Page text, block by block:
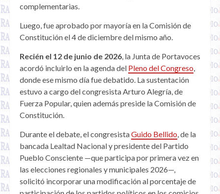
complementarias.
Luego, fue aprobado por mayoría en la Comisión de
Constitución el 4 de diciembre del mismo año.
Recién el 12 de junio de 2026, la Junta de Portavoces
acordó incluirlo en la agenda del Pleno del Congreso,
donde ese mismo día fue debatido. La sustentación
estuvo a cargo del congresista Arturo Alegría, de
Fuerza Popular, quien además preside la Comisión de
Constitución.
Durante el debate, el congresistaGuido Bellido, de la
bancada Lealtad Nacional y presidente del Partido
Pueblo Consciente —que participa por primera vez en
las elecciones regionales y municipales 2026—,
solicitó incorporar una modificación al porcentaje de